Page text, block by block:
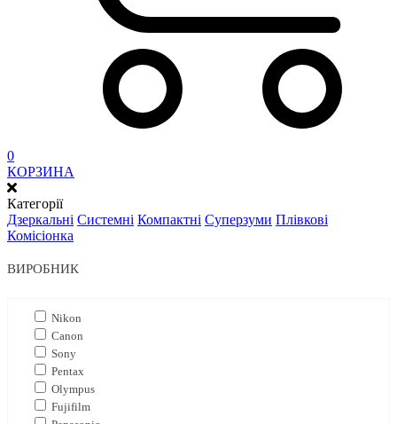
0
КОРЗИНА
Категорії
Дзеркальні Системні Компактні Суперзуми Плівкові
Комісіонка
ВИРОБНИК
Nikon
Canon
Sony
Pentax
Olympus
Fujifilm